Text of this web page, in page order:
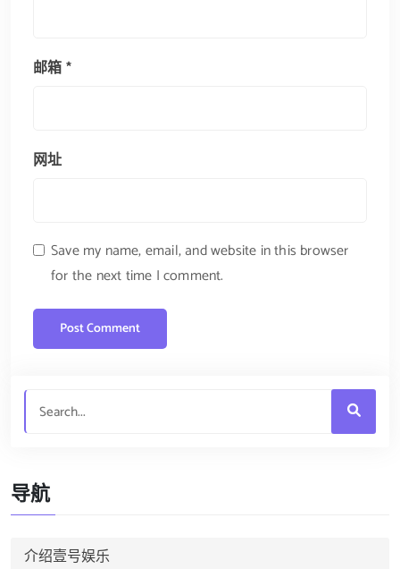
邮箱*
网址
Save my name, email, and website in this browser
for the next time I comment.
导航
介绍壹号娱乐